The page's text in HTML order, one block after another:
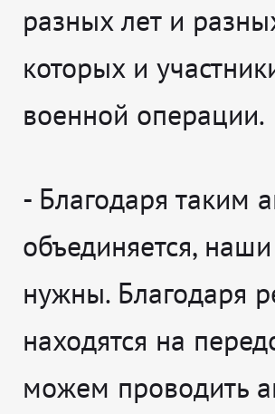
разных лет и
которых и
военной операции.
-Благодаря таким
объединяется,
нужны. Благодаря
находятся на
можем проводить